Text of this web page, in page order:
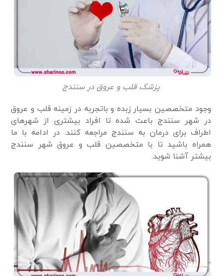
پزشک قلب و عروق در سنندج
وجود متخصصین بسیار زبده و باتجربه در زمینه قلب و عروق
در شهر سنندج باعث شده تا افراد بیشتری از شهرهای
اطراف برای درمان به سنندج مراجعه کنند. در ادامه با ما
همراه باشید تا با متخصصین قلب و عروق شهر سنندج
بیشتر آشنا شوید.